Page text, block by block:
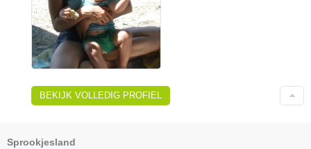
BEKIJK VOLLEDIG PROFIEL
Sprookjesland